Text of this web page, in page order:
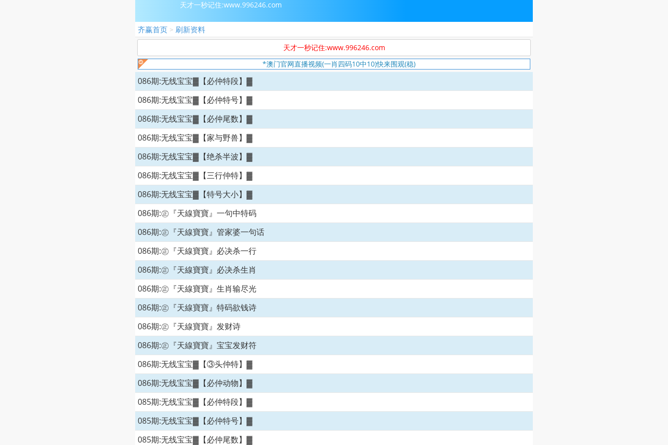
天才一秒记住:www.996246.com
齐赢首页 > 刷新资料
天才一秒记住:www.996246.com
*澳门官网直播视频(一肖四码10中10)快来围观(稳)
086期:无线宝宝▓【必仲特段】▓
086期:无线宝宝▓【必仲特号】▓
086期:无线宝宝▓【必仲尾数】▓
086期:无线宝宝▓【家与野兽】▓
086期:无线宝宝▓【绝杀半波】▓
086期:无线宝宝▓【三行仲特】▓
086期:无线宝宝▓【特号大小】▓
086期:㊣『天線寶寶』一句中特码
086期:㊣『天線寶寶』管家婆一句话
086期:㊣『天線寶寶』必决杀一行
086期:㊣『天線寶寶』必决杀生肖
086期:㊣『天線寶寶』生肖输尽光
086期:㊣『天線寶寶』特码欲钱诗
086期:㊣『天線寶寶』发财诗
086期:㊣『天線寶寶』宝宝发财符
086期:无线宝宝▓【③头仲特】▓
086期:无线宝宝▓【必仲动物】▓
085期:无线宝宝▓【必仲特段】▓
085期:无线宝宝▓【必仲特号】▓
085期:无线宝宝▓【必仲尾数】▓